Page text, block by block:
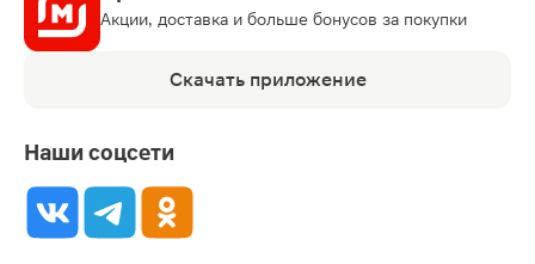
Акции, доставка и больше бонусов за покупки
Скачать приложение
Наши соцсети